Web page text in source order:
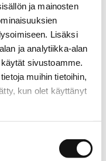
ja mainosten
Lisäksi
ja analytiikka-alan
sivustoamme.
muihin tietoihin,
kun olet käyttänyt